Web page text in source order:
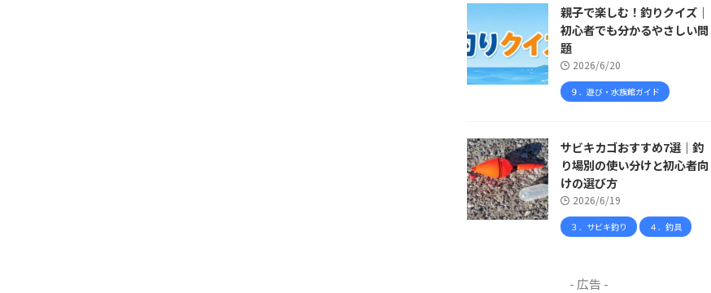
親子で楽しむ！釣りクイズ｜
初心者でも分かるやさしい問
題
2026/6/20
９．遊び・水族館ガイド
サビキカゴおすすめ7選｜釣
り場別の使い分けと初心者向
けの選び方
2026/6/19
３．サビキ釣り ４．釣具
- 広告 -